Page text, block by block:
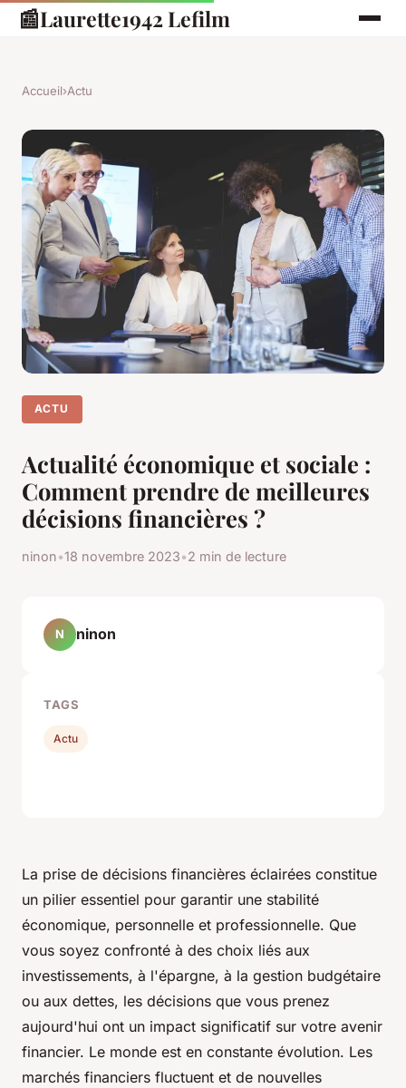
📰Laurette1942 Lefilm
Accueil›Actu
ACTU
Actualité économique et sociale :
Comment prendre de meilleures
décisions financières ?
ninon•18 novembre 2023•2 min de lecture
La prise de décisions financières éclairées constitue
un pilier essentiel pour garantir une stabilité
économique, personnelle et professionnelle. Que
vous soyez confronté à des choix liés aux
investissements, à l'épargne, à la gestion budgétaire
ou aux dettes, les décisions que vous prenez
aujourd'hui ont un impact significatif sur votre avenir
financier. Le monde est en constante évolution. Les
marchés financiers fluctuent et de nouvelles
N ninon
TAGS
Actu